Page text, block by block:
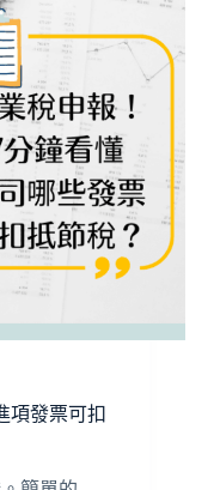
項發票可扣